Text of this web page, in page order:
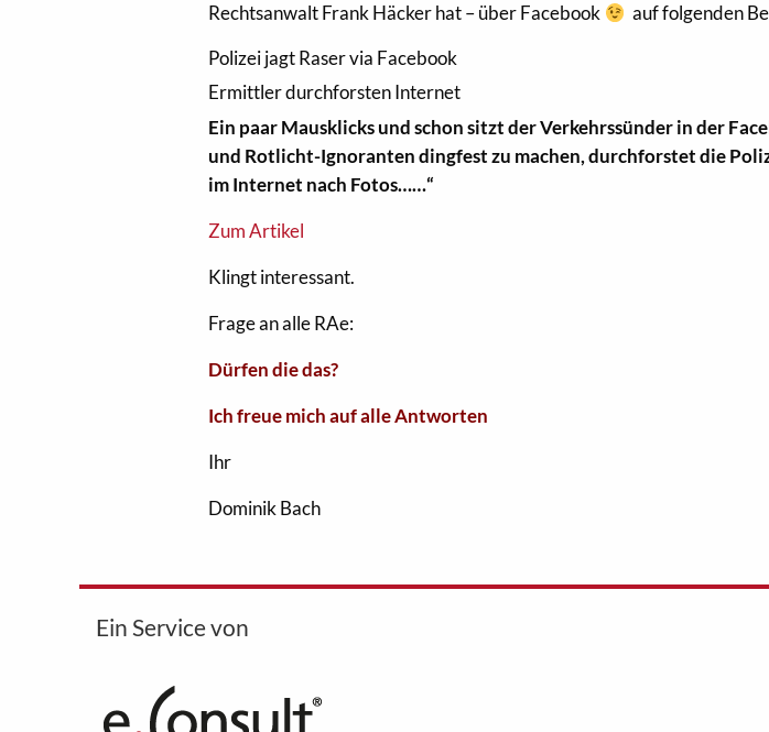
Rechtsanwalt Frank Häcker hat – über Facebook
auf folgenden
Polizei jagt Raser via Facebook
Ermittler durchforsten Internet
Ein paar Mausklicks und schon sitzt der Verkehrssünder in der
und Rotlicht-Ignoranten dingfest zu machen, durchforstet die
im Internet nach Fotos……“
Zum Artikel
Klingt interessant.
Frage an alle RAe:
Dürfen die das?
Ich freue mich auf alle Antworten
Ihr
Dominik Bach
Ein Service von